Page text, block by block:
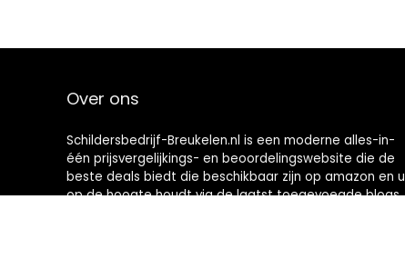
Over ons
Schildersbedrijf-Breukelen.nl is een moderne alles-in-
één prijsvergelijkings- en beoordelingswebsite die de
beste deals biedt die beschikbaar zijn op amazon en u
op de hoogte houdt via de laatst toegevoegde blogs.